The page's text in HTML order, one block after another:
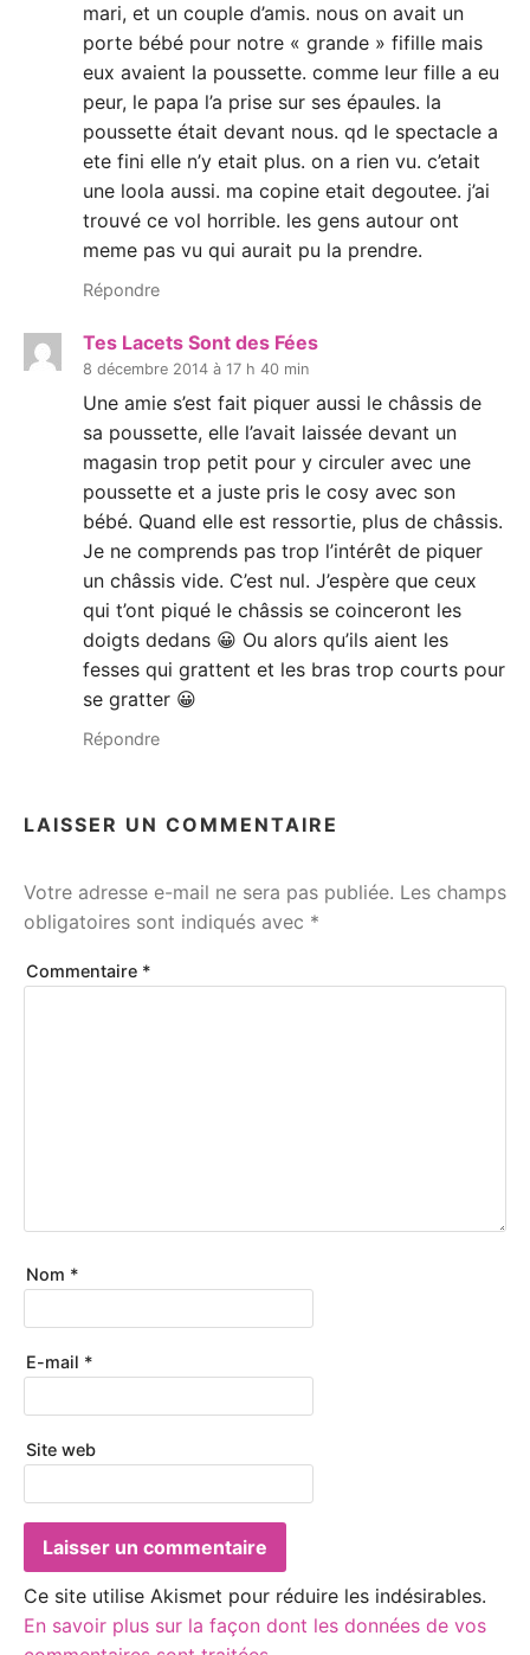
mari, et un couple d’amis. nous on avait un
porte bébé pour notre « grande » fifille mais
eux avaient la poussette. comme leur fille a eu
peur, le papa l’a prise sur ses épaules. la
poussette était devant nous. qd le spectacle a
ete fini elle n’y etait plus. on a rien vu. c’etait
une loola aussi. ma copine etait degoutee. j’ai
trouvé ce vol horrible. les gens autour ont
meme pas vu qui aurait pu la prendre.
Répondre
Tes Lacets Sont des Fées
8 décembre 2014 à 17 h 40 min
Une amie s’est fait piquer aussi le châssis de
sa poussette, elle l’avait laissée devant un
magasin trop petit pour y circuler avec une
poussette et a juste pris le cosy avec son
bébé. Quand elle est ressortie, plus de châssis.
Je ne comprends pas trop l’intérêt de piquer
un châssis vide. C’est nul. J’espère que ceux
qui t’ont piqué le châssis se coinceront les
doigts dedans 😀 Ou alors qu’ils aient les
fesses qui grattent et les bras trop courts pour
se gratter 😀
Répondre
LAISSER UN COMMENTAIRE
Votre adresse e-mail ne sera pas publiée. Les champs
obligatoires sont indiqués avec *
Commentaire *
Nom *
E-mail *
Site web
Ce site utilise Akismet pour réduire les indésirables.
En savoir plus sur la façon dont les données de vos